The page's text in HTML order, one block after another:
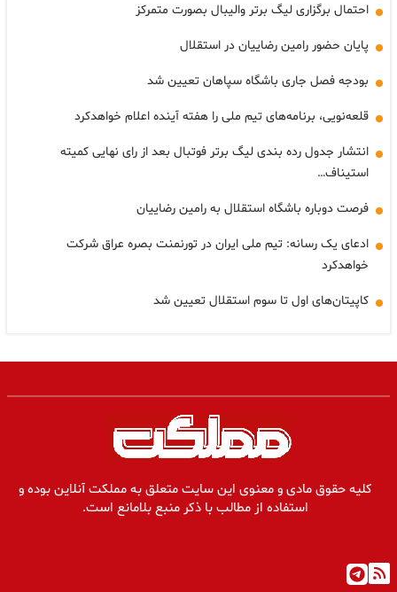
احتمال برگزاری لیگ برتر والیبال بصورت متمرکز
پایان حضور رامین رضاییان در استقلال
بودجه فصل جاری باشگاه سپاهان تعیین شد
قلعه‌نویی، برنامه‌های تیم ملی را هفته آینده اعلام خواهدکرد
انتشار جدول رده بندی لیگ برتر فوتبال بعد از رای نهایی کمیته
استیناف…
فرصت دوباره باشگاه استقلال به رامین رضاییان
ادعای یک رسانه: تیم ملی ایران در تورنمنت بصره عراق شرکت
خواهدکرد
کاپیتان‌های اول‌ تا سوم استقلال تعیین شد
کلیه حقوق مادی و معنوی این سایت متعلق به مملکت آنلاین بوده و
استفاده از مطالب با ذکر منبع بلامانع است.